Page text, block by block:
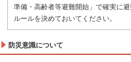
準備・高齢者等避難開始」で確実に
ルールを決めておいてください。
防災意識について